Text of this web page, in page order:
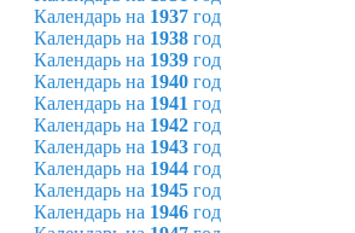
Календарь на 1937 год
Календарь на 1938 год
Календарь на 1939 год
Календарь на 1940 год
Календарь на 1941 год
Календарь на 1942 год
Календарь на 1943 год
Календарь на 1944 год
Календарь на 1945 год
Календарь на 1946 год